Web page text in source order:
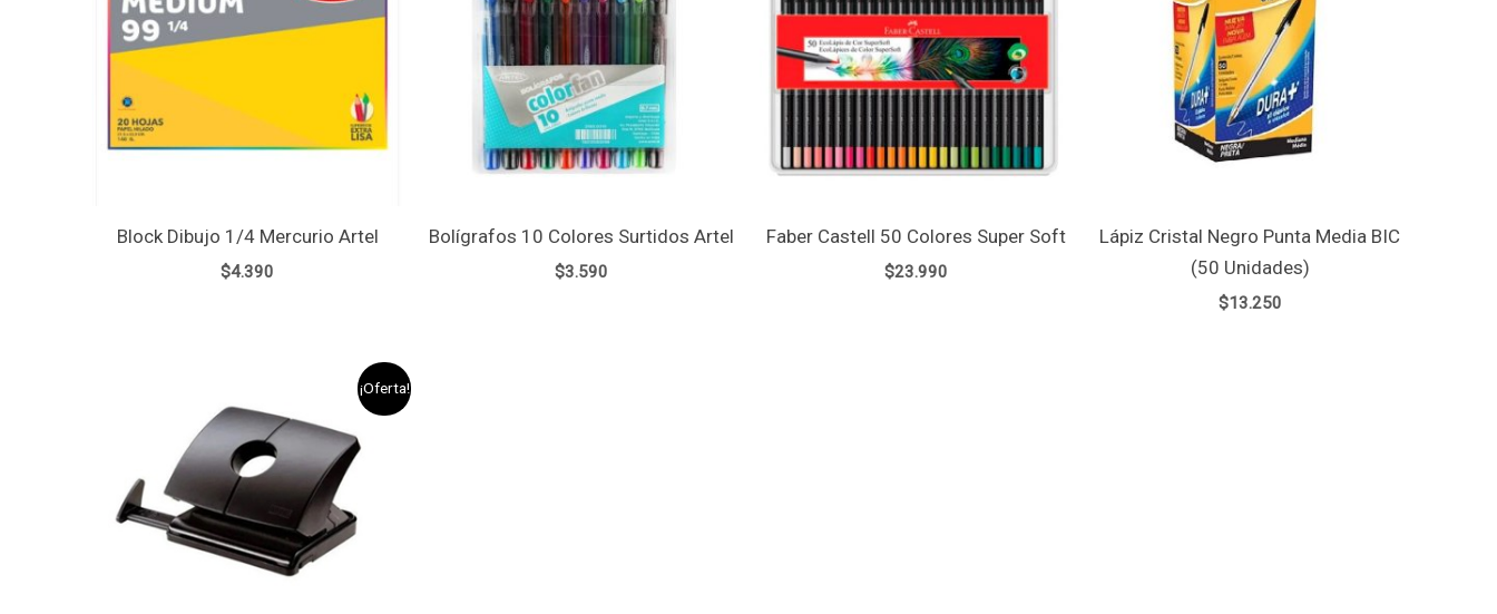
Block Dibujo 1/4 Mercurio Artel
$4.390
Bolígrafos 10 Colores Surtidos Artel
$3.590
Faber Castell 50 Colores Super Soft
$23.990
Lápiz Cristal Negro Punta Media BIC
(50 Unidades)
$13.250
¡Oferta!
original
era:
$3.590.
actual
es:
$2.990.